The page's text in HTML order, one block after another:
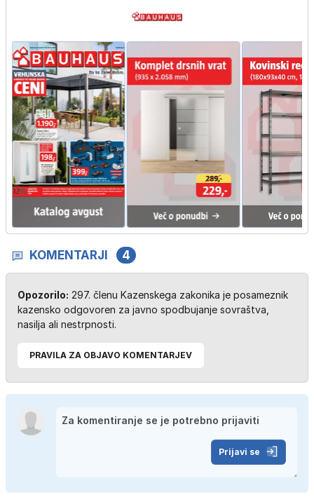
KOMENTARJI 4
Opozorilo: 297. členu Kazenskega zakonika je posameznik
kazensko odgovoren za javno spodbujanje sovraštva,
nasilja ali nestrpnosti.
PRAVILA ZA OBJAVO KOMENTARJEV
Prijavi se